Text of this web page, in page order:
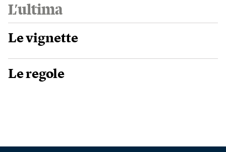
L’ultima
Le vignette
Le regole